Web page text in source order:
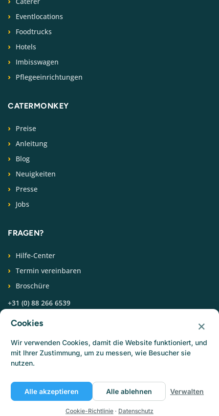
Eventlocations
Foodtrucks
Hotels
Imbisswagen
Pflegeeinrichtungen
CATERMONKEY
Preise
Anleitung
Blog
Neuigkeiten
Presse
Jobs
FRAGEN?
Hilfe-Center
Termin vereinbaren
Broschüre
+31 (0) 88 266 6539
FOLGEN SIE UNS
© Catermonkey
Cookie-RichtlinieNutzungsbedingungen
Cookies ×
Wir verwenden Cookies, damit die Website funktioniert, und
mit Ihrer Zustimmung, um zu messen, wie Besucher sie
nutzen.
Alle akzeptieren Alle ablehnen Verwalten
Cookie-Richtlinie · Datenschutz